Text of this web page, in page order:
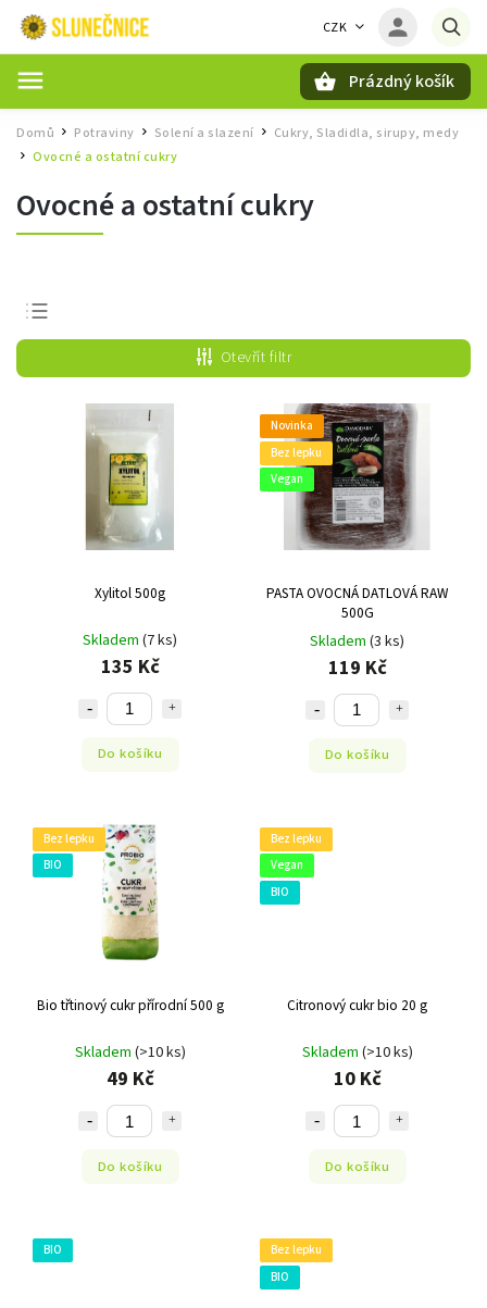
CZK
Prázdný košík
Domů / Potraviny Solení a slazení
Cukry, Sladidla, sirupy, medy
/
Ovocné a ostatní cukry
Ovocné a ostatní cukry
Nejprodávanější
Nejlevnější
Nejdražší
Abecedně
Otevřít filtr
Xylitol 500g
Skladem (7 ks)
135 Kč
Do košíku
Novinka
Bez lepku
Vegan
PASTA OVOCNÁ DATLOVÁ RAW
500G
Skladem (3 ks)
119 Kč
Do košíku
Bez lepku
BIO
Bio třtinový cukr přírodní 500 g
Skladem (>10 ks)
49 Kč
Do košíku
Bez lepku
Vegan
BIO
Citronový cukr bio 20 g
Skladem (>10 ks)
10 Kč
Do košíku
BIO
Bez lepku
BIO